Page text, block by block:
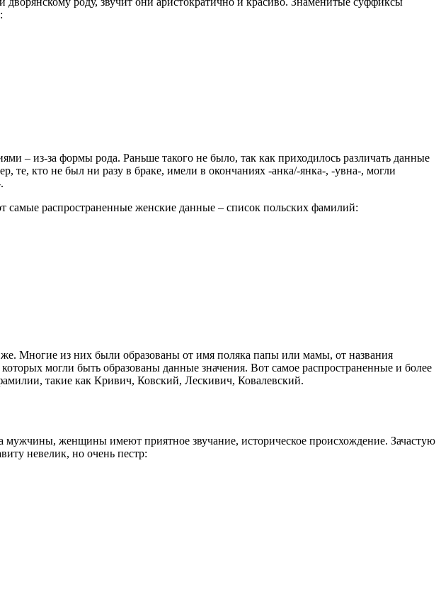
– из-за формы рода. Раньше такого не было, так как приходилось различать данные
кто не был ни разу в браке, имели в окончаниях -анка/-янка-, -увна-, могли
самые распространенные женские данные – список польских фамилий:
Многие из них были образованы от имя поляка папы или мамы, от названия
могли быть образованы данные значения. Вот самое распространенные и более
такие как Кривич, Ковский, Лескивич, Ковалевский.
женщины имеют приятное звучание, историческое происхождение. Зачастую
невелик, но очень пестр: